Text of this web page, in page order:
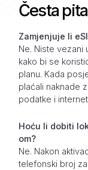
Česta
Zamjenjuje li
Ne. Niste vezani
kako bi se
planu. Kada
plaćali naknade
podatke i
Hoću li dobiti
om?
Ne. Nakon
telefonski broj